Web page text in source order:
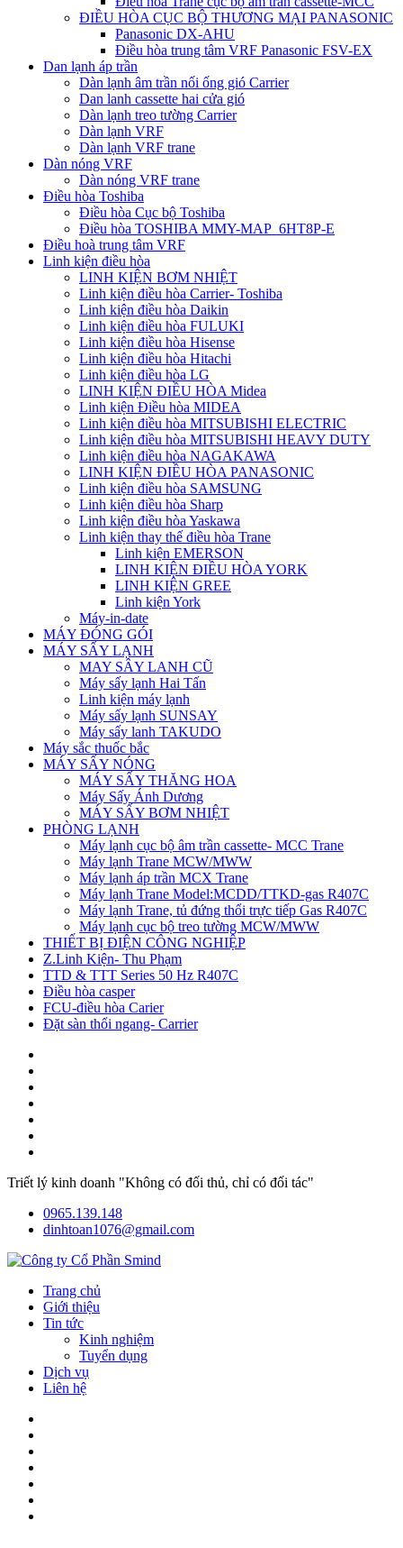
ĐIỀU HÒA CỤC BỘ THƯƠNG MẠI PANASONIC
Panasonic DX-AHU
Điều hòa trung tâm VRF Panasonic FSV-EX
Dan lạnh áp trần
Dàn lạnh âm trần nối ống gió Carrier
Dan lanh cassette hai cửa gió
Dàn lạnh treo tường Carrier
Dàn lạnh VRF
Dàn lạnh VRF trane
Dàn nóng VRF
Dàn nóng VRF trane
Điều hòa Toshiba
Điều hòa Cục bộ Toshiba
Điều hòa TOSHIBA MMY-MAP_6HT8P-E
Điều hoà trung tâm VRF
Linh kiện điều hòa
LINH KIỆN BƠM NHIỆT
Linh kiện điều hòa Carrier- Toshiba
Linh kiện điều hòa Daikin
Linh kiện điều hòa FULUKI
Linh kiện điều hòa Hisense
Linh kiện điều hòa Hitachi
Linh kiện điều hòa LG
LINH KIỆN ĐIỀU HÒA Midea
Linh kiện Điều hòa MIDEA
Linh kiện điều hòa MITSUBISHI ELECTRIC
Linh kiện điều hòa MITSUBISHI HEAVY DUTY
Linh kiện điều hòa NAGAKAWA
LINH KIỆN ĐIỀU HÒA PANASONIC
Linh kiện điều hòa SAMSUNG
Linh kiện điều hòa Sharp
Linh kiện điều hòa Yaskawa
Linh kiện thay thế điều hòa Trane
Linh kiện EMERSON
LINH KIỆN ĐIỀU HÒA YORK
LINH KIỆN GREE
Linh kiện York
Máy-in-date
MÁY ĐÓNG GÓI
MÁY SẤY LẠNH
MAY SÂY LANH CŨ
Máy sấy lạnh Hai Tấn
Linh kiện máy lạnh
Máy sấy lạnh SUNSAY
Máy sấy lanh TAKUDO
Máy sắc thuốc bắc
MÁY SẤY NÓNG
MÁY SẤY THĂNG HOA
Máy Sấy Ánh Dương
MÁY SẤY BƠM NHIỆT
PHÒNG LẠNH
Máy lạnh cục bộ âm trần cassette- MCC Trane
Máy lạnh Trane MCW/MWW
Máy lạnh áp trần MCX Trane
Máy lạnh Trane Model:MCDD/TTKD-gas R407C
Máy lạnh Trane, tủ đứng thổi trực tiếp Gas R407C
Máy lạnh cục bộ treo tường MCW/MWW
THIẾT BỊ ĐIỆN CÔNG NGHIỆP
Z.Linh Kiện- Thu Phạm
TTD & TTT Series 50 Hz R407C
Điều hòa casper
FCU-điều hòa Carier
Đặt sàn thổi ngang- Carrier
Triết lý kinh doanh "Không có đối thủ, chỉ có đối tác"
0965.139.148
dinhtoan1076@gmail.com
Trang chủ
Giới thiệu
Tin tức
Kinh nghiệm
Tuyển dụng
Dịch vụ
Liên hệ